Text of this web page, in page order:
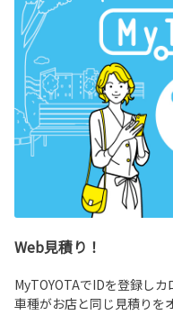
Web見積り！
MyTOYOTAでIDを登録し
車種がお店と同じ見積りを